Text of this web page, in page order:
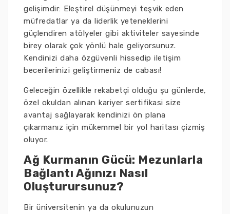
gelişimdir: Eleştirel düşünmeyi teşvik eden
müfredatlar ya da liderlik yeteneklerini
güçlendiren atölyeler gibi aktiviteler sayesinde
birey olarak çok yönlü hale geliyorsunuz.
Kendinizi daha özgüvenli hissedip iletişim
becerilerinizi geliştirmeniz de cabası!
Geleceğin özellikle rekabetçi olduğu şu günlerde,
özel okuldan alınan kariyer sertifikasi size
avantaj sağlayarak kendinizi ön plana
çıkarmanız için mükemmel bir yol haritası çizmiş
oluyor.
Ağ Kurmanın Gücü: Mezunlarla
Bağlantı Ağınızı Nasıl
Oluşturursunuz?
Bir üniversitenin ya da okulunuzun